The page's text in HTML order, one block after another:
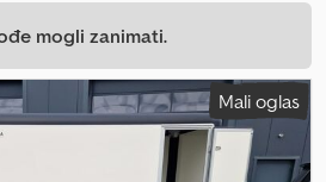
mogli zanimati.
Mali oglas